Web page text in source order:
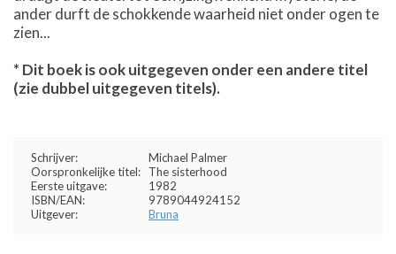
ander durft de schokkende waarheid niet onder ogen te
zien...
* Dit boek is ook uitgegeven onder een andere titel
(zie dubbel uitgegeven titels).
Schrijver:
Michael Palmer
Oorspronkelijke titel:
The sisterhood
Eerste uitgave:
1982
ISBN/EAN:
9789044924152
Uitgever:
Bruna